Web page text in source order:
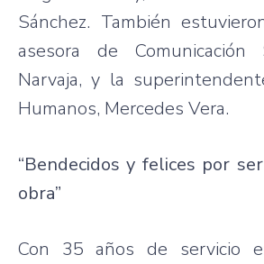
Sánchez. También
asesora de Comunicación
Narvaja, y la
Humanos, Mercedes Vera.
“Bendecidos y felices por
obra”
Con 35 años de servicio